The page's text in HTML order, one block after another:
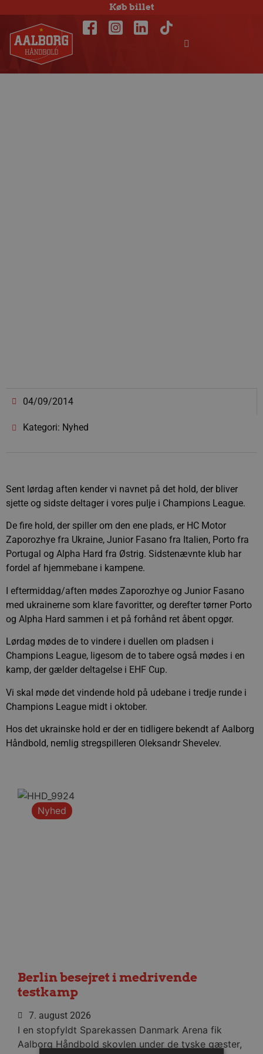
Køb billet
04/09/2014
Kategori: Nyhed
Sent lørdag aften kender vi navnet på det hold, der bliver
sjette og sidste deltager i vores pulje i Champions League.
De fire hold, der spiller om den ene plads, er HC Motor
Zaporozhye fra Ukraine, Junior Fasano fra Italien, Porto fra
Portugal og Alpha Hard fra Østrig. Sidstenævnte klub har
fordel af hjemmebane i kampene.
I eftermiddag/aften mødes Zaporozhye og Junior Fasano
med ukrainerne som klare favoritter, og derefter tørner Porto
og Alpha Hard sammen i et på forhånd ret åbent opgør.
Lørdag mødes de to vindere i duellen om pladsen i
Champions League, ligesom de to tabere også mødes i en
kamp, der gælder deltagelse i EHF Cup.
Vi skal møde det vindende hold på udebane i tredje runde i
Champions League midt i oktober.
Hos det ukrainske hold er der en tidligere bekendt af Aalborg
Håndbold, nemlig stregspilleren Oleksandr Shevelev.
Nyhed
Berlin besejret i medrivende
testkamp
7. august 2026
I en stopfyldt Sparekassen Danmark Arena fik
Aalborg Håndbold skovlen under de tyske gæster,